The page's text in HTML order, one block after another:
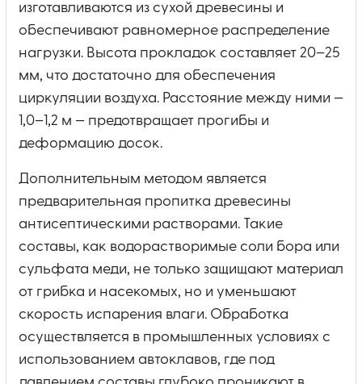
изготавливаются из сухой древесины и
обеспечивают равномерное распределение
нагрузки. Высота прокладок составляет 20–25
мм, что достаточно для обеспечения
циркуляции воздуха. Расстояние между ними —
1,0–1,2 м — предотвращает прогибы и
деформацию досок.
Дополнительным методом является
предварительная пропитка древесины
антисептическими растворами. Такие
составы, как водорастворимые соли бора или
сульфата меди, не только защищают материал
от грибка и насекомых, но и уменьшают
скорость испарения влаги. Обработка
осуществляется в промышленных условиях с
использованием автоклавов, где под